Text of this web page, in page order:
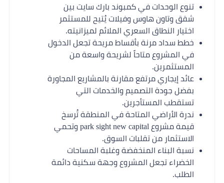
تنوع الوحدات في كمبوند بارك سايت بين
شقق وتاون هاوس وفيلات يُتيح للمستثمر
اختيار النطاق السعري الملائم لميزانيته.
خطط سداد مرنة بأقساط مريحة تجعل الدخول
في المشروع متاحاً لشريحة واسعة من
المستثمرين.
عائد إيجاري مرتفع مقارنة بالمشاريع المجاورة
بفضل جودة التصميم والخدمات التي
تستقطب المستأجرين.
ندرة الأراضي المتاحة في المنطقة تُرسخ
قيمة مشروع park sight new capital وتحمي
الاستثمار من تقلبات السوق.
نسبة البناء المنخفضة وغلبة المساحات
الخضراء تجعل المشروع وجهة سكنية دائمة
الطلب.